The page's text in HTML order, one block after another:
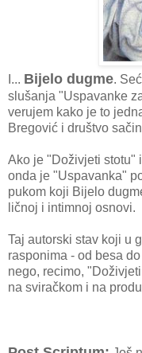
I... Bijelo dugme.
slušanja "Uspavanke
verujem kako je to
Bregović i društvo
Ako je "Doživjeti stotu"
onda je "Uspavanka"
pukom koji Bijelo
ličnoj i intimnoj osnovi.
Taj autorski stav koji u
rasponima - od besa
nego, recimo,
na sviračkom i na